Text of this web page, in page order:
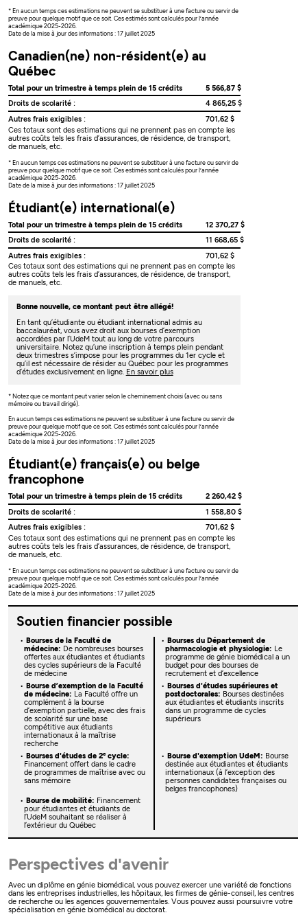
* En aucun temps ces estimations ne peuvent se substituer à une facture ou servir de
preuve pour quelque motif que ce soit. Ces estimés sont calculés pour l’année
académique 2025-2026.
Date de la mise à jour des informations : 17 juillet 2025
Canadien(ne) non-résident(e) au
Québec
Total pour un trimestre à temps plein de 15 crédits
5 566,87 $
Droits de scolarité :
4 865,25 $
Autres frais exigibles :
701,62 $
Ces totaux sont des estimations qui ne prennent pas en compte les
autres coûts tels les frais d’assurances, de résidence, de transport,
de manuels, etc.
* En aucun temps ces estimations ne peuvent se substituer à une facture ou servir de
preuve pour quelque motif que ce soit. Ces estimés sont calculés pour l’année
académique 2025-2026.
Date de la mise à jour des informations : 17 juillet 2025
Étudiant(e) international(e)
Total pour un trimestre à temps plein de 15 crédits
12 370,27 $
Droits de scolarité :
11 668,65 $
Autres frais exigibles :
701,62 $
Ces totaux sont des estimations qui ne prennent pas en compte les
autres coûts tels les frais d’assurances, de résidence, de transport,
de manuels, etc.
Bonne nouvelle, ce montant peut être allégé!
En tant qu’étudiante ou étudiant international admis au
baccalauréat, vous avez droit aux bourses d’exemption
accordées par l’UdeM tout au long de votre parcours
universitaire. Notez qu’une inscription à temps plein pendant
deux trimestres s’impose pour les programmes du 1er cycle et
qu’il est nécessaire de résider au Québec pour les programmes
d’études exclusivement en ligne. En savoir plus
* Notez que ce montant peut varier selon le cheminement choisi (avec ou sans
mémoire ou travail dirigé).
En aucun temps ces estimations ne peuvent se substituer à une facture ou servir de
preuve pour quelque motif que ce soit. Ces estimés sont calculés pour l’année
académique 2025-2026.
Date de la mise à jour des informations : 17 juillet 2025
Étudiant(e) français(e) ou belge
francophone
Total pour un trimestre à temps plein de 15 crédits
2 260,42 $
Droits de scolarité :
1 558,80 $
Autres frais exigibles :
701,62 $
Ces totaux sont des estimations qui ne prennent pas en compte les
autres coûts tels les frais d’assurances, de résidence, de transport,
de manuels, etc.
* En aucun temps ces estimations ne peuvent se substituer à une facture ou servir de
preuve pour quelque motif que ce soit. Ces estimés sont calculés pour l’année
académique 2025-2026.
Date de la mise à jour des informations : 17 juillet 2025
Soutien financier possible
Bourses de la Faculté de
médecine: De nombreuses bourses
offertes aux étudiantes et étudiants
des cycles supérieurs de la Faculté
de médecine
Bourses du Département de
pharmacologie et physiologie: Le
programme de génie biomédical a un
budget pour des bourses de
recrutement et d’excellence
Bourse d’exemption de la Faculté
de médecine: La Faculté offre un
complément à la bourse
d’exemption partielle, avec des frais
de scolarité sur une base
compétitive aux étudiants
internationaux à la maîtrise
recherche
Bourses d'études supérieures et
postdoctorales: Bourses destinées
aux étudiantes et étudiants inscrits
dans un programme de cycles
supérieurs
Bourses d'études de 2ecycle:
Financement offert dans le cadre
de programmes de maîtrise avec ou
sans mémoire
Bourse d'exemption UdeM: Bourse
destinée aux étudiantes et étudiants
internationaux (à l’exception des
personnes candidates françaises ou
belges francophones)
Bourse de mobilité: Financement
pour étudiantes et étudiants de
l’UdeM souhaitant se réaliser à
l’extérieur du Québec
Perspectives d'avenir
Avec un diplôme en génie biomédical, vous pouvez exercer une variété de fonctions
dans les entreprises industrielles, les hôpitaux, les firmes de génie-conseil, les centres
de recherche ou les agences gouvernementales. Vous pouvez aussi poursuivre votre
spécialisation en génie biomédical au doctorat.